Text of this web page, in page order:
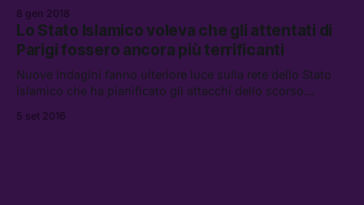
8 gen 2018
Lo Stato Islamico voleva che gli attentati di
Parigi fossero ancora più terrificanti
Nuove indagini fanno ulteriore luce sulla rete dello Stato
Islamico che ha pianificato gli attacchi dello scorso
5 set 2016